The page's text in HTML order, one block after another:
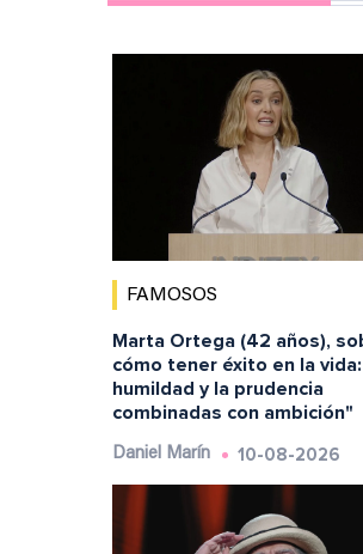
FAMOSOS
Marta Ortega (42 años),
cómo tener éxito en la
humildad y la prudencia
combinadas con ambición"
Daniel Marín 10-08-2026